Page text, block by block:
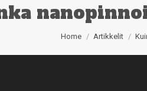
You are here:
Home Artikkelit